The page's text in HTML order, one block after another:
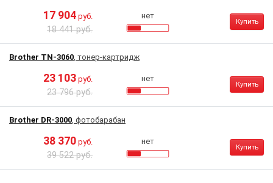
17 904 руб.
18 441 руб.
нет
Купить
Brother TN-3060, тонер-картридж
23 103 руб.
23 796 руб.
нет
Купить
Brother DR-3000, фотобарабан
38 370 руб.
39 522 руб.
нет
Купить